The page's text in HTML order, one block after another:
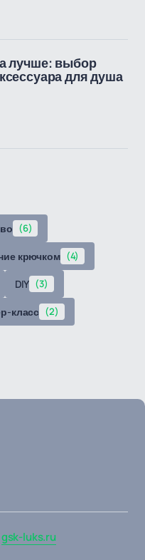
лучше: выбор
для душа
(6)
крючком (4)
DIY (3)
класс (2)
gsk-luks.ru